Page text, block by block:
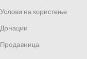
Услови на користење
Донации
Продавница